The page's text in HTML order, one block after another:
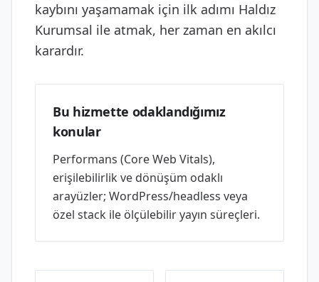
kaybını yaşamamak için ilk adımı Haldız
Kurumsal ile atmak, her zaman en akılcı
karardır.
Bu hizmette odaklandığımız
konular
Performans (Core Web Vitals),
erişilebilirlik ve dönüşüm odaklı
arayüzler; WordPress/headless veya
özel stack ile ölçülebilir yayın süreçleri.